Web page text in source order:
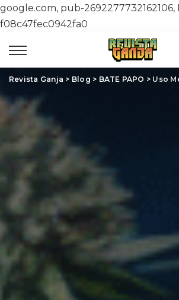
google.com, pub-2692277732162106,
f08c47fec0942fa0
Revista Ganja > Blog > BATE PAPO > Uso Medicinal da